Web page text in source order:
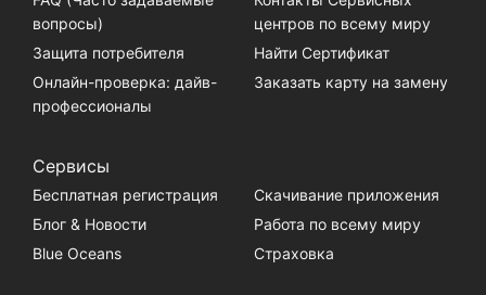
вопросы)
центров по всему миру
Защита потребителя
Найти Сертификат
Онлайн-проверка: дайв-
профессионалы
Заказать карту на замену
Сервисы
Бесплатная регистрация
Скачивание приложения
Блог & Новости
Работа по всему миру
Blue Oceans
Страховка